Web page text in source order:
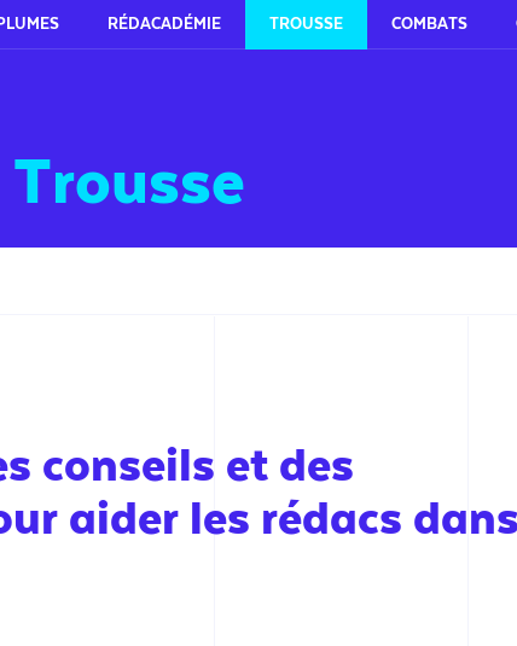
RÉDACADÉMIE TROUSSE COMBATS
Trousse
conseils et des
aider les rédacs dans